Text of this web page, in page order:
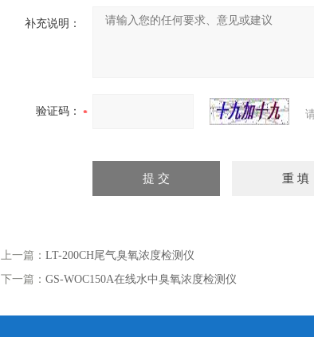
补充说明：
验证码：
上一篇： LT-200CH尾气臭氧浓度检测仪
下一篇： GS-WOC150A在线水中臭氧浓度检测仪